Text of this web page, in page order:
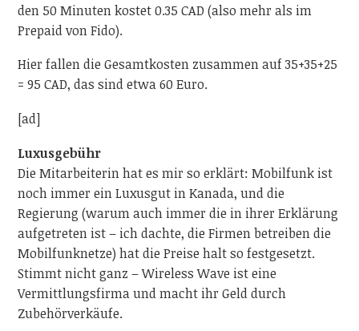
den 50 Minuten kostet 0.35 CAD (also mehr als im
Prepaid von Fido).
Hier fallen die Gesamtkosten zusammen auf 35+35+25
= 95 CAD, das sind etwa 60 Euro.
[ad]
Luxusgebühr
Die Mitarbeiterin hat es mir so erklärt: Mobilfunk ist
noch immer ein Luxusgut in Kanada, und die
Regierung (warum auch immer die in ihrer Erklärung
aufgetreten ist – ich dachte, die Firmen betreiben die
Mobilfunknetze) hat die Preise halt so festgesetzt.
Stimmt nicht ganz – Wireless Wave ist eine
Vermittlungsfirma und macht ihr Geld durch
Zubehörverkäufe.